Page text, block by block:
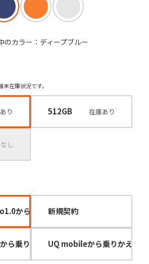
のカラー：ディープブルー
在庫状況です。
り 512GB 在庫あり
し
から乗りかえ新規契約
ら乗りかえ（MNP）UQ mobileから乗りかえ（